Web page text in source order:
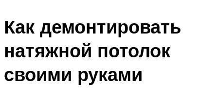
Как демонтировать
натяжной потолок
своими руками